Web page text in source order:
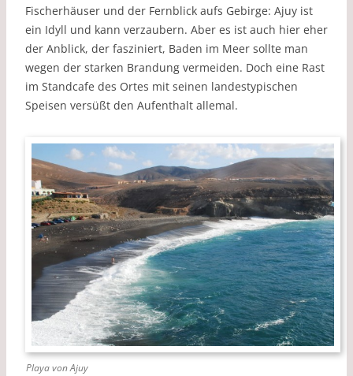
Fischerhäuser und der Fernblick aufs Gebirge: Ajuy ist
ein Idyll und kann verzaubern. Aber es ist auch hier eher
der Anblick, der fasziniert, Baden im Meer sollte man
wegen der starken Brandung vermeiden. Doch eine Rast
im Standcafe des Ortes mit seinen landestypischen
Speisen versüßt den Aufenthalt allemal.
Playa von Ajuy